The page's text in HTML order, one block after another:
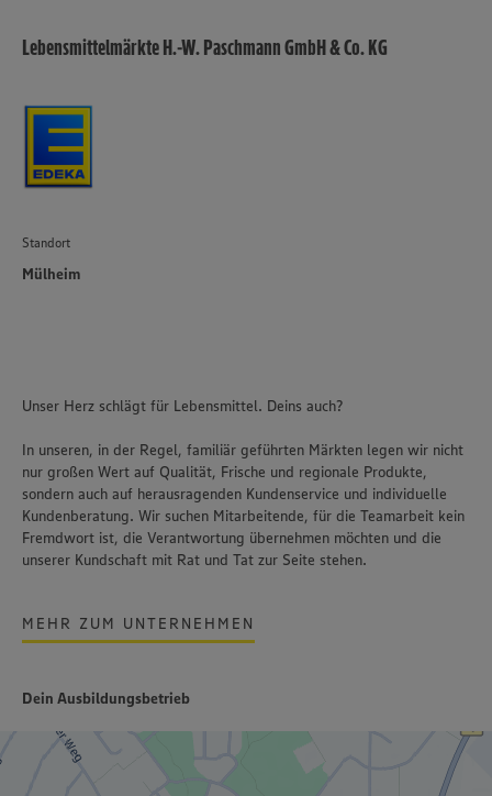
Lebensmittelmärkte H.-W. Paschmann GmbH & Co. KG
Standort
Mülheim
Unser Herz schlägt für Lebensmittel. Deins auch?
In unseren, in der Regel, familiär geführten Märkten legen wir nicht
nur großen Wert auf Qualität, Frische und regionale Produkte,
sondern auch auf herausragenden Kundenservice und individuelle
Kundenberatung. Wir suchen Mitarbeitende, für die Teamarbeit kein
Fremdwort ist, die Verantwortung übernehmen möchten und die
unserer Kundschaft mit Rat und Tat zur Seite stehen.
MEHR ZUM UNTERNEHMEN
Dein Ausbildungsbetrieb